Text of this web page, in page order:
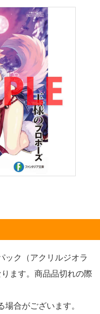
ック（アクリルジオラ
ます。商品品切れの際
場合がございます。